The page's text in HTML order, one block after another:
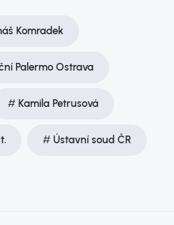
Komradek
Palermo Ostrava
Kamila Petrusová
Ústavní soud ČR